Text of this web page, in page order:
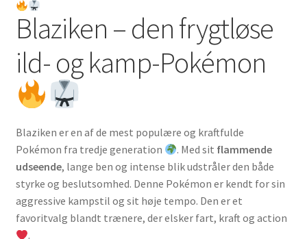
Blaziken – den frygtløse
ild- og kamp-Pokémon
Blaziken er en af de mest populære og kraftfulde
Pokémon fra tredje generation
. Med sit flammende
udseende, lange ben og intense blik udstråler den både
styrke og beslutsomhed. Denne Pokémon er kendt for sin
aggressive kampstil og sit høje tempo. Den er et
favoritvalg blandt trænere, der elsker fart, kraft og action
.